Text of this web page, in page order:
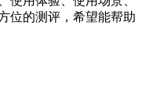
位的测评，希望能帮助